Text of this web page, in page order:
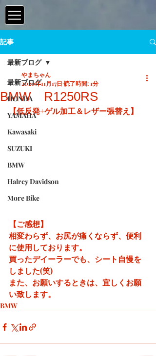
記事
最新ブログ
HONDA
YAMAHA
Kawasaki
SUZUKI
BMW
Halrey Davidson
More Bike
最新ブログ
BMW R1250RS
やまちゃん
2020年11月17日 読了時間: 1分
【低反発+ゲル加工＆レザー張替え】
【ご感想】
相変わらず、お尻が痛くならず、便利
に使用しております。
買ったデイーラーでも、シート自慢を
しました(笑)
また、お願いするときは、宜しくお願
い致します。
BMW